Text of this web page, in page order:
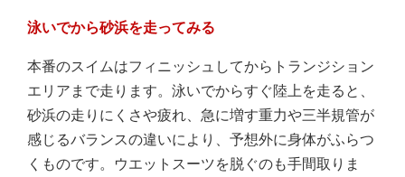
泳いでから砂浜を走ってみる
本番のスイムはフィニッシュしてからトランジション
エリアまで走ります。泳いでからすぐ陸上を走ると、
砂浜の走りにくさや疲れ、急に増す重力や三半規管が
感じるバランスの違いにより、予想外に身体がふらつ
くものです。ウエットスーツを脱ぐのも手間取りま